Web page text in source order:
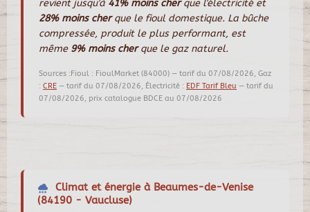
revient jusqu'à 41% moins cherque l'électricité et
28% moins cherque le fioul domestique. La bûche
compressée, produit le plus performant, est
même 9% moins cherque le gaz naturel.
Sources :Fioul : FioulMarket (84000) — tarif du 07/08/2026, Gaz
: CRE — tarif du 07/08/2026, Électricité : EDF Tarif Bleu — tarif du
07/08/2026, prix catalogue BDCE au 07/08/2026
Climat et énergie à Beaumes-de-Venise
(84190 - Vaucluse)